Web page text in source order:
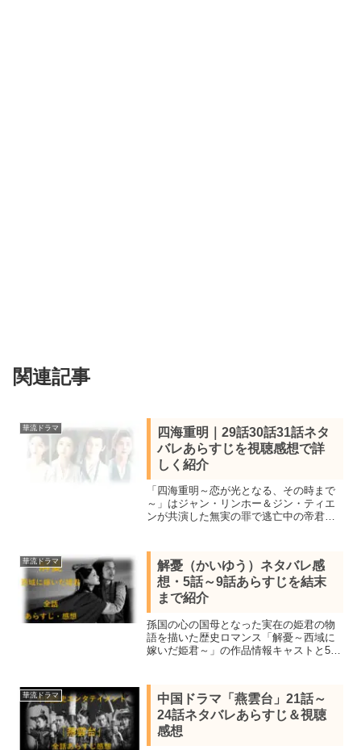
関連記事
華流ドラマ
四海重明｜29話30話31話ネタ
バレあらすじを視聴感想で詳
しく紹介
「四海重明～恋が光となる、その時まで
～」はジャン・リンホー＆ジン・ティエ
ンが共演した無実の罪で逃亡中の帝君と
ャスト、29話30話31話のネタバレ感想を
詳しく紹介します。
華流ドラマ
解憂（かいゆう）ネタバレ感
想・5話～9話あらすじを結末
まで紹介
孫国の心の国母となった実在の姫君の物
語を描いた歴史ロマンス「解憂～西域に
嫁いだ姫君～」の作品情報キャストと5話
話「和親公主の決意」のネタバレあらす
じを感想を交え紹介
華流ドラマ
中国ドラマ「燕雲台」21話～
24話ネタバレあらすじ＆視聴
感想